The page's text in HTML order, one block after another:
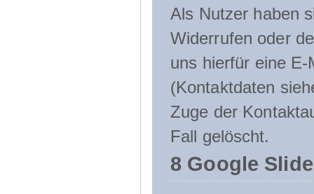
Als Nutzer haben
Widerrufen oder
uns hierfür eine
(Kontaktdaten
Zuge der
Fall gelöscht.
8 Google